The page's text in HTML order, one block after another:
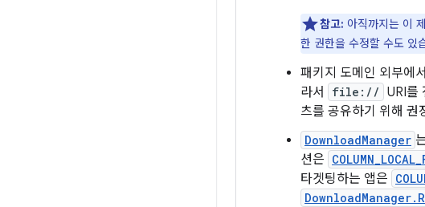
참고: 아직까지는 이
한 권한을 수정할 수도 있
패키지 도메인 외부에서
라서
file:// URI를
츠를 공유하기 위해 권
DownloadManager
션은
타겟팅하는 앱은